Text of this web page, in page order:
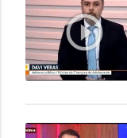
play_circle_outline